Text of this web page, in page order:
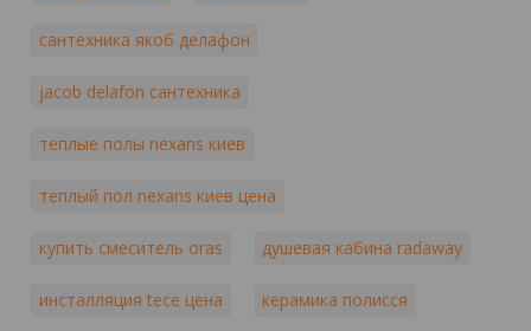
сантехника якоб делафон
jacob delafon сантехника
теплые полы nexans киев
теплый пол nexans киев цена
купить смеситель oras душевая кабина radaway
инсталляция tece цена керамика полисся